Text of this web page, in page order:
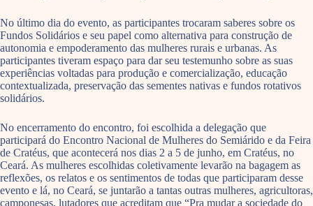
No último dia do evento, as participantes trocaram saberes sobre os
Fundos Solidários e seu papel como alternativa para construção de
autonomia e empoderamento das mulheres rurais e urbanas. As
participantes tiveram espaço para dar seu testemunho sobre as suas
experiências voltadas para produção e comercialização, educação
contextualizada, preservação das sementes nativas e fundos rotativos
solidários.
No encerramento do encontro, foi escolhida a delegação que
participará do Encontro Nacional de Mulheres do Semiárido e da Feira
de Cratéus, que acontecerá nos dias 2 a 5 de junho, em Cratéus, no
Ceará. As mulheres escolhidas coletivamente levarão na bagagem as
reflexões, os relatos e os sentimentos de todas que participaram desse
evento e lá, no Ceará, se juntarão a tantas outras mulheres, agricultoras,
camponesas, lutadores que acreditam que “Pra mudar a sociedade do